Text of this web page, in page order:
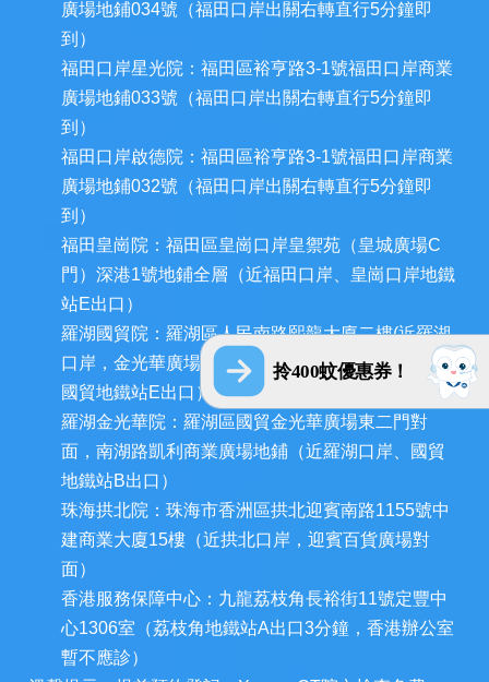
拎400蚊優惠券！
廣場地鋪034號（福田口岸出關右轉直行5分鐘即
到）
福田口岸星光院：福田區裕亨路3-1號福田口岸商業
廣場地鋪033號（福田口岸出關右轉直行5分鐘即
到）
福田口岸啟德院：福田區裕亨路3-1號福田口岸商業
廣場地鋪032號（福田口岸出關右轉直行5分鐘即
到）
福田皇崗院：福田區皇崗口岸皇禦苑（皇城廣場C
門）深港1號地鋪全層（近福田口岸、皇崗口岸地鐵
站E出口）
羅湖國貿院：羅湖區人民南路熙龍大廈二樓(近羅湖
口岸，金光華廣場西門和深圳發展中心大廈對面，
國貿地鐵站E出口）
羅湖金光華院：羅湖區國貿金光華廣場東二門對
面，南湖路凱利商業廣場地鋪（近羅湖口岸、國貿
地鐵站B出口）
珠海拱北院：珠海市香洲區拱北迎賓南路1155號中
建商業大廈15樓（近拱北口岸，迎賓百貨廣場對
面）
香港服務保障中心：九龍荔枝角長裕街11號定豐中
心1306室（荔枝角地鐵站A出口3分鐘，香港辦公室
暫不應診）